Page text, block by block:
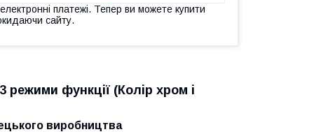
платежі. Тепер ви можете купити
сайту.
3 режими функції (Колір хром і
виробництва